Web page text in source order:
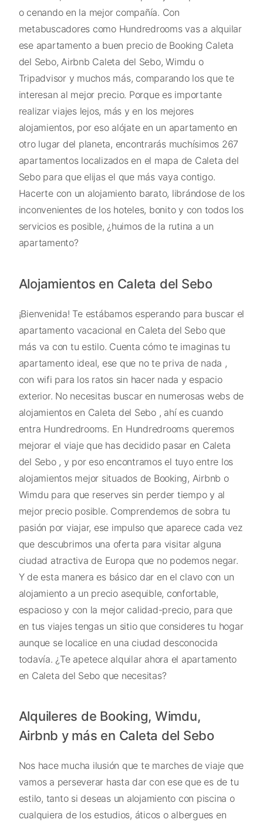
o cenando en la mejor compañía. Con
metabuscadores como Hundredrooms vas a alquilar
ese apartamento a buen precio de Booking Caleta
del Sebo, Airbnb Caleta del Sebo, Wimdu o
Tripadvisor y muchos más, comparando los que te
interesan al mejor precio. Porque es importante
realizar viajes lejos, más y en los mejores
alojamientos, por eso alójate en un apartamento en
otro lugar del planeta, encontrarás muchísimos 267
apartamentos localizados en el mapa de Caleta del
Sebo para que elijas el que más vaya contigo.
Hacerte con un alojamiento barato, librándose de los
inconvenientes de los hoteles, bonito y con todos los
servicios es posible, ¿huimos de la rutina a un
apartamento?
Alojamientos en Caleta del Sebo
¡Bienvenida! Te estábamos esperando para buscar el
apartamento vacacional en Caleta del Sebo que
más va con tu estilo. Cuenta cómo te imaginas tu
apartamento ideal, ese que no te priva de nada ,
con wifi para los ratos sin hacer nada y espacio
exterior. No necesitas buscar en numerosas webs de
alojamientos en Caleta del Sebo , ahí es cuando
entra Hundredrooms. En Hundredrooms queremos
mejorar el viaje que has decidido pasar en Caleta
del Sebo , y por eso encontramos el tuyo entre los
alojamientos mejor situados de Booking, Airbnb o
Wimdu para que reserves sin perder tiempo y al
mejor precio posible. Comprendemos de sobra tu
pasión por viajar, ese impulso que aparece cada vez
que descubrimos una oferta para visitar alguna
ciudad atractiva de Europa que no podemos negar.
Y de esta manera es básico dar en el clavo con un
alojamiento a un precio asequible, confortable,
espacioso y con la mejor calidad-precio, para que
en tus viajes tengas un sitio que consideres tu hogar
aunque se localice en una ciudad desconocida
todavía. ¿Te apetece alquilar ahora el apartamento
en Caleta del Sebo que necesitas?
Alquileres de Booking, Wimdu,
Airbnb y más en Caleta del Sebo
Nos hace mucha ilusión que te marches de viaje que
vamos a perseverar hasta dar con ese que es de tu
estilo, tanto si deseas un alojamiento con piscina o
cualquiera de los estudios, áticos o albergues en